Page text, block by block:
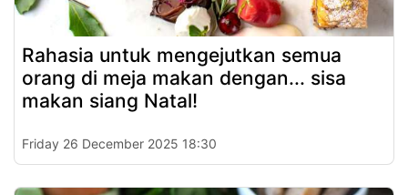
Rahasia untuk mengejutkan semua
orang di meja makan dengan... sisa
makan siang Natal!
Friday 26 December 2025 18:30